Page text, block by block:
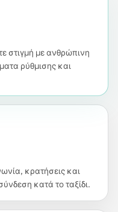
στιγμή με ανθρώπινη
ρύθμισης και
κρατήσεις και
κατά το ταξίδι.